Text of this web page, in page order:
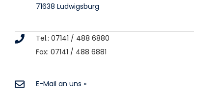
71638 Ludwigsburg
Tel.: 07141 / 488 6880
Fax: 07141 / 488 6881
E-Mail an uns »